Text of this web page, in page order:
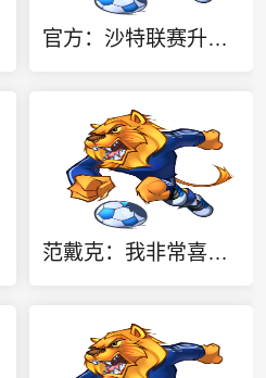
官方：沙特联赛升班马迪里耶签下36岁盖耶
范戴克：我非常喜欢伊劳拉的足球理念 只要有新援加盟就热烈欢迎